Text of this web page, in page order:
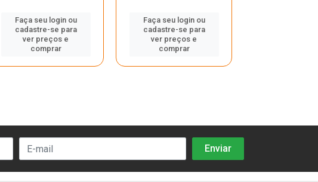
Faça seu login ou
cadastre-se para
ver preços e
comprar
Faça seu login ou
cadastre-se para
ver preços e
comprar